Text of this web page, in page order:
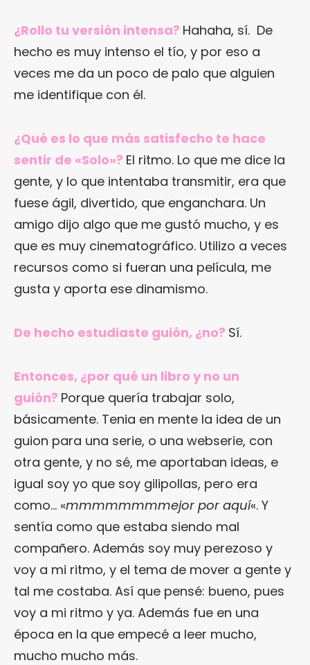
¿Rollo tu versión intensa? Hahaha, sí. De
hecho es muy intenso el tío, y por eso a
veces me da un poco de palo que alguien
me identifique con él.
¿Qué es lo que más satisfecho te hace
sentir de «Solo»? El ritmo. Lo que me dice la
gente, y lo que intentaba transmitir, era que
fuese ágil, divertido, que enganchara. Un
amigo dijo algo que me gustó mucho, y es
que es muy cinematográfico. Utilizo a veces
recursos como si fueran una película, me
gusta y aporta ese dinamismo.
De hecho estudiaste guión, ¿no? Sí.
Entonces, ¿por qué un libro y no un
guión? Porque quería trabajar solo,
básicamente. Tenia en mente la idea de un
guion para una serie, o una webserie, con
otra gente, y no sé, me aportaban ideas, e
igual soy yo que soy gilipollas, pero era
como… «mmmmmmmmejor por aquí«. Y
sentía como que estaba siendo mal
compañero. Además soy muy perezoso y
voy a mi ritmo, y el tema de mover a gente y
tal me costaba. Así que pensé: bueno, pues
voy a mi ritmo y ya. Además fue en una
época en la que empecé a leer mucho,
mucho mucho más.